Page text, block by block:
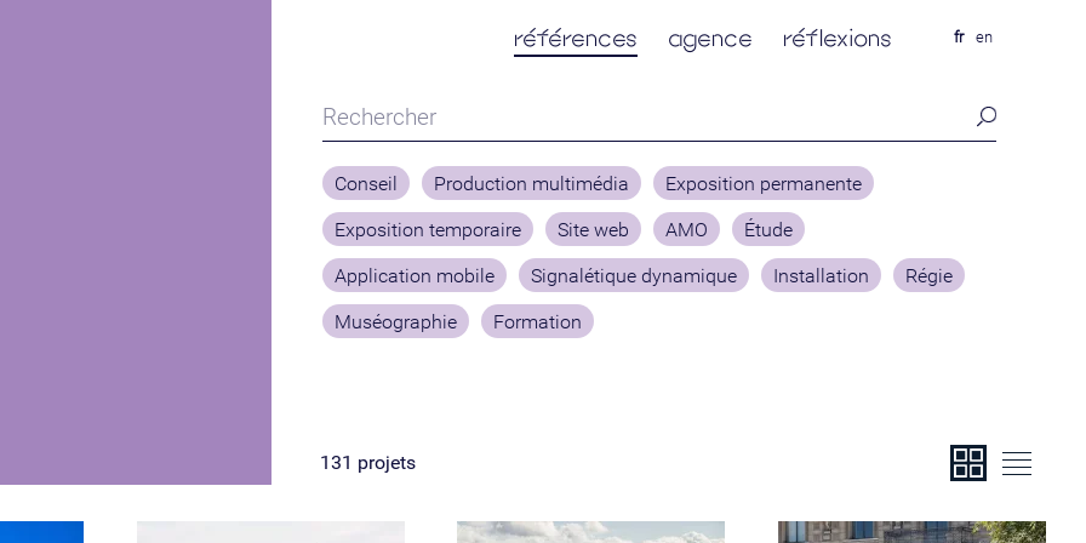
fr en
références agence réflexions
Conseil Production multimédia
Exposition permanente
Exposition temporaire
Site web AMO
Étude
Application mobile
Signalétique dynamique Installation
Régie
Muséographie
Formation
131 projets